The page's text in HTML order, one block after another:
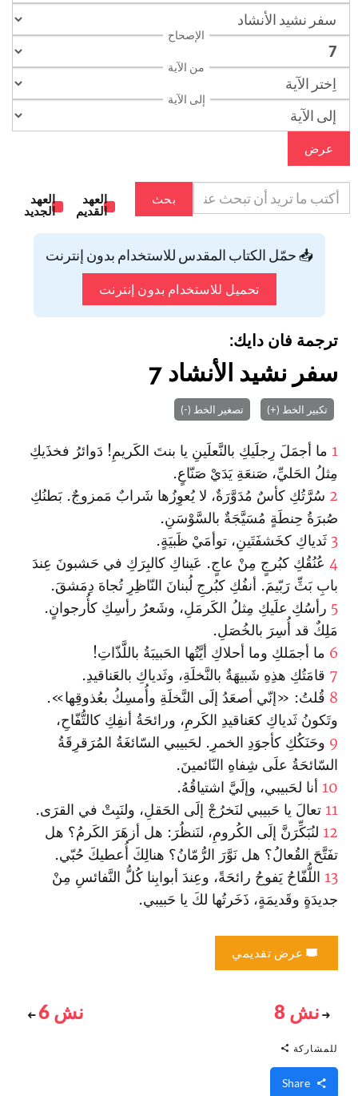
الإصحاح
من الآية
إلى الآية
عرض
بحث
العهد
القديم
العهد
الجديد
📥 حمّل الكتاب المقدس للاستخدام بدون إنترنت
تحميل للاستخدام بدون إنترنت
ترجمة فان دايك:
سفر نشيد الأنشاد 7
تكبير الخط (+) تصغير الخط (-)
1 ما أجمَلَ رِجلَيكِ بالنَّعلَينِ يا بنتَ الكَريمِ! دَوائرُ فخذَيكِ
مِثلُ الحَليِّ، صَنعَةِ يَدَيْ صَنّاعٍ.
2 سُرَّتُكِ كأسٌ مُدَوَّرَةٌ، لا يُعوِزُها شَرابٌ مَمزوجٌ. بَطنُكِ
صُبرَةُ حِنطَةٍ مُسَيَّجَةٌ بالسَّوْسَنِ.
3 ثَدياكِ كخَشفَتَينِ، توأمَيْ ظَبيَةٍ.
4 عُنُقُكِ كبُرجٍ مِنْ عاجٍ. عَيناكِ كالبِرَكِ في حَشبونَ عِندَ
بابِ بَثِّ رَبّيمَ. أنفُكِ كبُرجِ لُبنانَ النّاظِرِ تُجاهَ دِمَشقَ.
5 رأسُكِ علَيكِ مِثلُ الكَرمَلِ، وشَعرُ رأسِكِ كأُرجوانٍ.
مَلِكٌ قد أُسِرَ بالخُصَلِ.
6 ما أجمَلكِ وما أحلاكِ أيَّتُها الحَبيبَةُ باللَّذّاتِ!
7 قامَتُكِ هذِهِ شَبيهَةٌ بالنَّخلَةِ، وثَدياكِ بالعَناقيدِ.
8 قُلتُ: «إنّي أصعَدُ إلَى النَّخلَةِ وأُمسِكُ بعُذوقِها».
وتَكونُ ثَدياكِ كعَناقيدِ الكَرمِ، ورائحَةُ أنفِكِ كالتُّفّاحِ،
9 وحَنَكُكِ كأجوَدِ الخمرِ. لحَبيبي السّائغَةُ المُرَقرِقَةُ
السّائحَةُ علَى شِفاهِ النّائمينَ.
10 أنا لحَبيبي، وإلَيَّ اشتياقُهُ.
11 تعالَ يا حَبيبي لنَخرُجْ إلَى الحَقلِ، ولنَبِتْ في القرَى.
12 لنُبَكِّرَنَّ إلَى الكُرومِ، لنَنظُرَ: هل أزهَرَ الكَرمُ؟ هل
تفَتَّحَ القُعالُ؟ هل نَوَّرَ الرُّمّانُ؟ هنالِكَ أُعطيكَ حُبّي.
13 اللُّفّاحُ يَفوحُ رائحَةً، وعِندَ أبوابِنا كُلُّ النَّفائسِ مِنْ
جديدَةٍ وقَديمَةٍ، ذَخَرتُها لكَ يا حَبيبي.
عرض تقديمي
نش 8 نش 6
للمشاركة